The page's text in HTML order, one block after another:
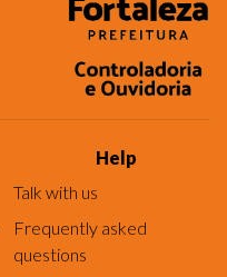
Help
Talk with us
Frequently asked
questions